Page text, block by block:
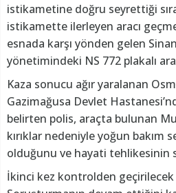
istikametine doğru seyrettiği
istikamette ilerleyen aracı
esnada karşı yönden gelen
yönetimindeki NS 772 plakalı
Kaza sonucu ağır yaralanan
Gazimağusa Devlet
belirten polis, araçta bulunan
kırıklar nedeniyle yoğun bakım
olduğunu ve hayati tehlikesinin
İkinci kez kontrolden geçirilecek